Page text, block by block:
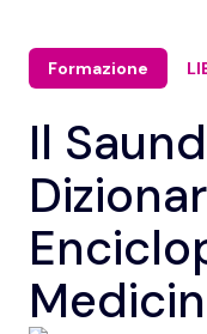
Formazione
Il